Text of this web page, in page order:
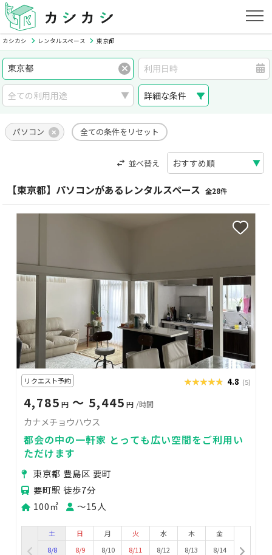
カシカシ レンタルスペース 東京都
詳細な条件
パソコン 全ての条件をリセット
並べ替え
【東京都】パソコンがあるレンタルスペース 全28件
リクエスト予約 ★★★★★
★★★★★ 4.8 (5)
4,785 円 〜 5,445 円 /時間
カナメチョウハウス
都会の中の一軒家 とっても広い空間をご利用い
ただけます
東京都 豊島区 要町
要町駅 徒歩7分
100㎡
〜15人
土
8/8
日
8/9
月
8/10
火
8/11
水
8/12
木
8/13
金
8/14